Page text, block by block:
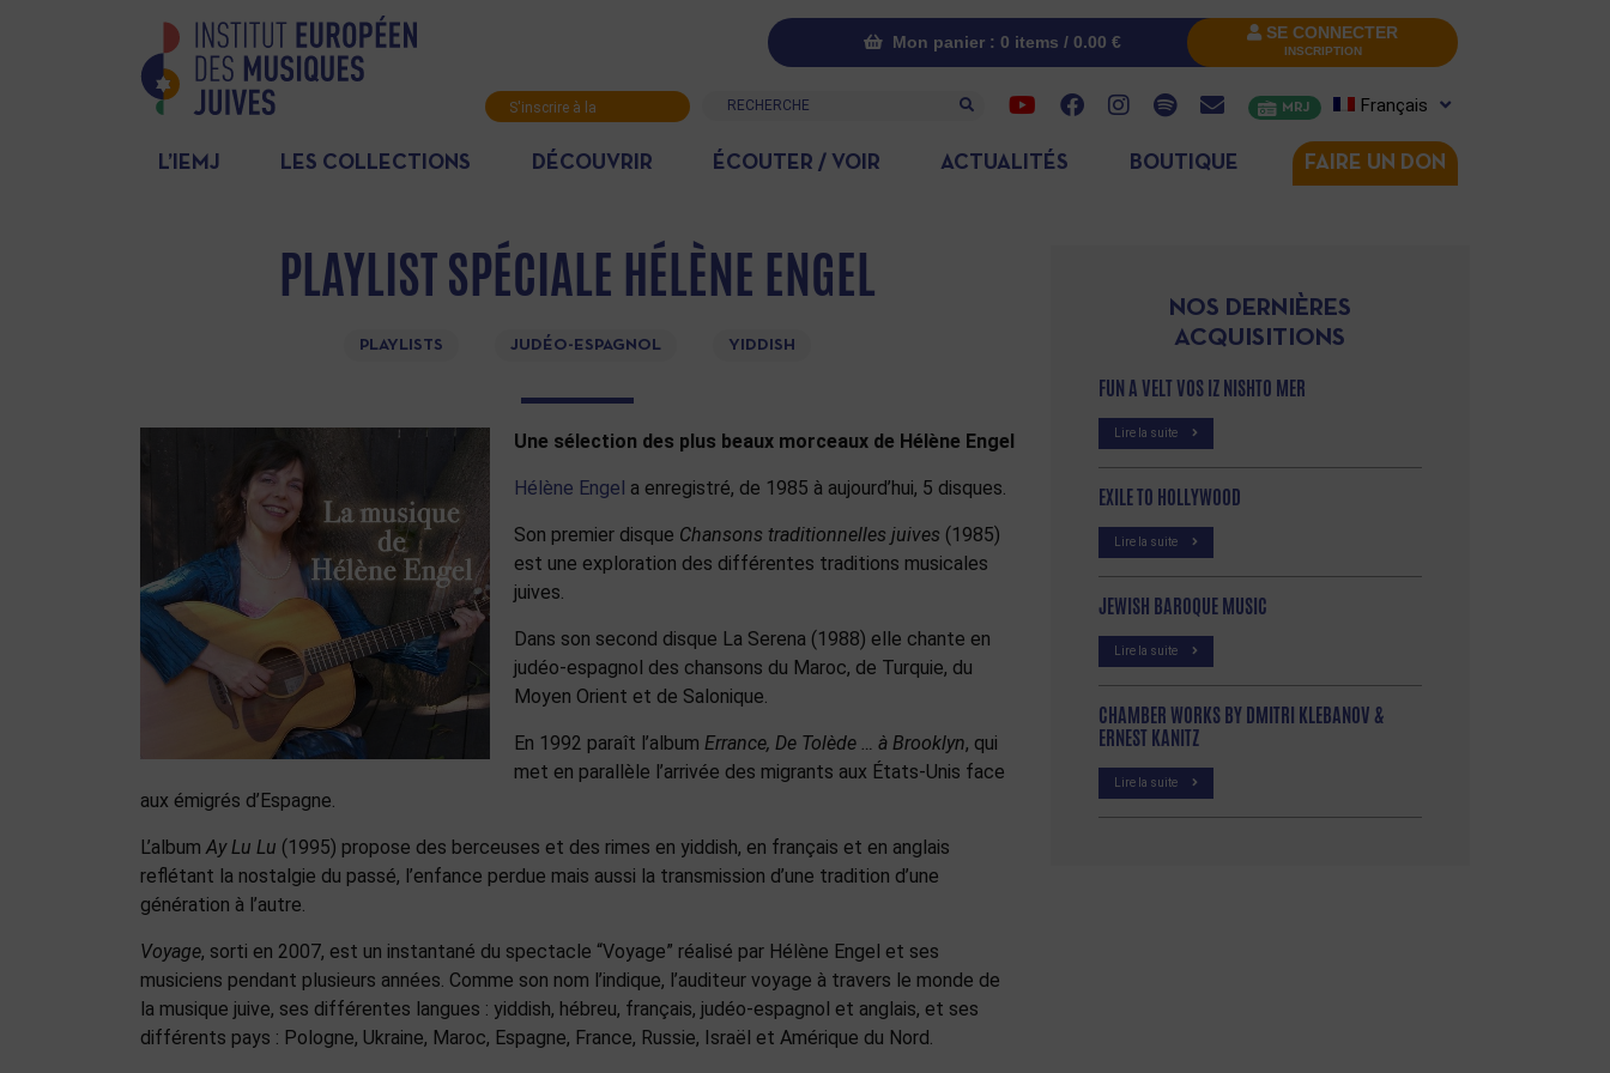
Mon panier : 0 items / 0.00 € SE CONNECTER
INSCRIPTION
S'inscrire à la
Recherche MRJ Français
L’IEMJ LES COLLECTIONS DÉCOUVRIR ÉCOUTER / VOIR ACTUALITÉS BOUTIQUE FAIRE UN DON
PLAYLIST SPÉCIALE HÉLÈNE ENGEL
PLAYLISTS JUDÉO-ESPAGNOL YIDDISH
Une sélection des plus beaux morceaux de Hélène Engel
Hélène Engel a enregistré, de 1985 à aujourd’hui, 5 disques.
Son premier disque Chansons traditionnelles juives (1985)
est une exploration des différentes traditions musicales
juives.
Dans son second disque La Serena (1988) elle chante en
judéo-espagnol des chansons du Maroc, de Turquie, du
Moyen Orient et de Salonique.
En 1992 paraît l’album Errance, De Tolède … à Brooklyn, qui
met en parallèle l’arrivée des migrants aux États-Unis face
aux émigrés d’Espagne.
L’albumAy Lu Lu (1995) propose des berceuses et des rimes en yiddish, en français et en anglais
reflétant la nostalgie du passé, l’enfance perdue mais aussi la transmission d’une tradition d’une
génération à l’autre.
Voyage, sorti en 2007, est un instantané du spectacle “Voyage” réalisé par Hélène Engel et ses
musiciens pendant plusieurs années. Comme son nom l’indique, l’auditeur voyage à travers le monde de
la musique juive, ses différentes langues : yiddish, hébreu, français, judéo-espagnol et anglais, et ses
différents pays : Pologne, Ukraine, Maroc, Espagne, France, Russie, Israël et Amérique du Nord.
NOS DERNIÈRES
ACQUISITIONS
FUN A VELT VOS IZ NISHTO MER
Lire la suite
EXILE TO HOLLYWOOD
Lire la suite
JEWISH BAROQUE MUSIC
Lire la suite
CHAMBER WORKS BY DMITRI KLEBANOV &
ERNEST KANITZ
Lire la suite